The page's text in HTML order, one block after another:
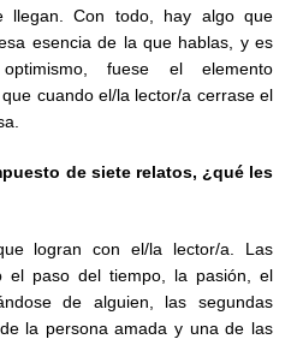
llegan. Con todo, hay algo que
esencia de la que hablas, y es
fuese el elemento
cuando el/la lector/a cerrase el
de siete relatos, ¿qué les
logran con el/la lector/a. Las
el paso del tiempo, la pasión, el
de alguien, las segundas
la persona amada y una de las